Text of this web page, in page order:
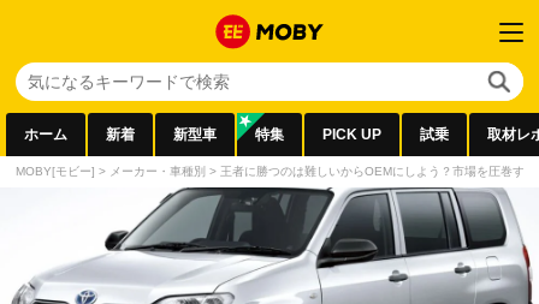
ホーム 新着 新型車 特集 PICK UP 試乗 取材レ
MOBY[モビー] > メーカー・車種別 > 王者に勝つのは難しいからOEMにしよう？市場を圧巻す